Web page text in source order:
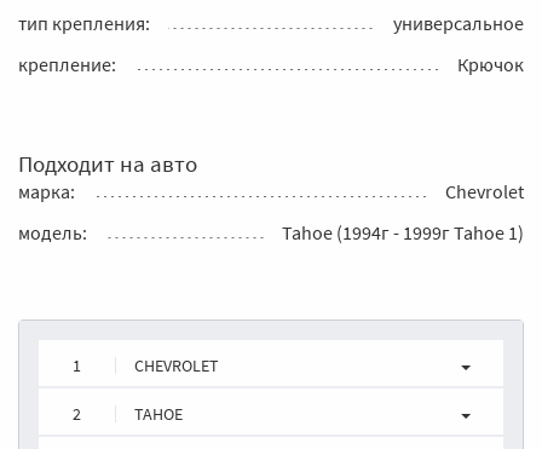
тип крепления:
универсальное
крепление:
Крючок
Подходит на авто
марка:
Chevrolet
модель:
Tahoe (1994г - 1999г Tahoe 1)
1 CHEVROLET
2 TAHOE